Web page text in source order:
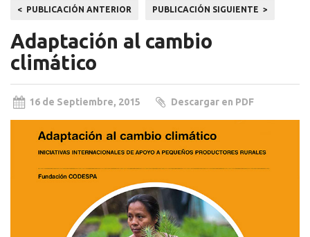
Navegación
de
entradas
PUBLICACIÓN ANTERIOR PUBLICACIÓN SIGUIENTE
Adaptación al cambio
climático
16 de Septiembre, 2015 Descargar en PDF